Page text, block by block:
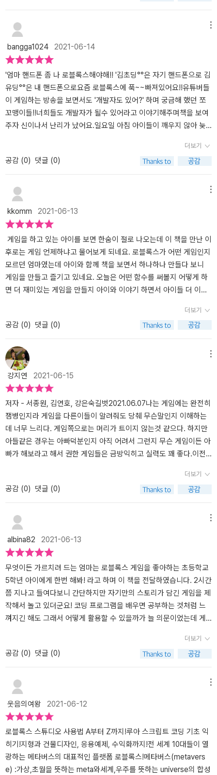
적인 사항까지 자기 구미에 맞게 변경하는게 좀 더 빨라지긴 하더라
구요. 특히 이 루아 스크립트 코딩을 할 때 이해하기 쉽도록 코드
옆에 코드 내용을 설명해두고 실행 결과를 바로 확인할 수 있도록 하
니 다른 프로그래밍 언어를 배우는 데도 많은 도움이 된다고 해요. 아
직 똘망군은 다른 프로그래밍 언어에 관심이 없지만 이번 로블록스
게임 제작을 통해서 성취감과 자신감 뿐만 아니라 초등코딩교육에서
필요한 논리력과 수리력 향상까지 기대할 수 있어서 저는 만족스럽더
라구요. 물론, 영화제작자처럼 처음 스토리 기획부터 음악, 디자인,
GUI, 수익화하기(아직 이 부분까지는 읽지 않았어요.)까지 전반적인
코딩 작업을 모두 해낼 수 있어서 스토리텔링 능력과 추리력도 기를
일을 마친 후 방안에 틀어박혀 뭘 하나 살펴보니 책 펼쳐놓고 로블록
스 게임 제작 중!!! 그런데 로블록스 스튜디오 설정을 뭘 잘 못 건드렸
는지 자꾸 지시선이 나온다고 투덜투덜~~~ 그래서 설정을 초기화 후
다시 시작해보라고 하니깐 정상작동된다고 좋아하는걸 보니 아직은
초등학교 5학년 어린애 맞구나 싶더라구요.ㅋ 설정 초기화 후 엄마
에게 보여준다고 응용예제 1번 파트에 불 붙이기를 보여주는데 이 당
시는 루아 스크립트를 다운로드 받으면 된다는걸 몰라서 하나하나 치
느라고 시간이 조금 걸렸어요. 열심히 이건 파트의 크기고 이건 불의
크기인데 어쩌구 저쩌구 설명해주는데 겜알못 엄마는 이해가 안됨.ㅠ
ㅠ 아무래도 똘망군과 소통하려면 엄마도 <로블록스 게임 무작정 따
라하기>를 열심히 읽어봐야겠다 싶네요.^^;; '친구들과 함께 만들
오는 사춘기를 좀 더 긍정적으로 받아들이기 위해서라도 로블록스 게
임 만들기에 도전해보는 것도 좋을 듯!! 게임 코딩 교육은 중고등학생
에게나 해당하는 이야기라고 생각했는데 게임을 즐기는 아이라면 이
왕이면 수동적으로 게임을 하는 아이에서 만드는 아이로, 콘텐츠 제
작 능력을 키워주는게 더 낫지 않을까 싶더라구요. 로블록스 게임을
즐기는 초등학교 고학년 이상 아이들에게 <로블록스 게임 제작 무작
정 따라하기> 추천해보네요! *이 서평은 출판사로부터 책만 제공받아
실제 활용 후 작성한 후기입니다.
스로 만들어보기 시작했어요.아이의 성취감까지 경험해볼 수 있는 귀
한 경험!길벗출판사 로블록스 게임 제작 무작정 따라하기 진심 짱입
니다!
bangga1024 2021-06-14
'엄마 핸드폰 좀 나 로블록스해야해!! '김초딩°°은 자기 핸드폰으로 김
유딩°°은 내 핸드폰으로요즘 로블록스에 푹~~빠져있어요!!유튜버들
이 게임하는 방송을 보면서도 '개발자도 있어?' 하며 궁금해 했던 쪼
꼬맹이들!!너희들도 개발자가 될수 있어라고 이야기해주며책을 보여
주자 신이나서 난리가 났어요.일요일 아침 아이들이 깨우지 않아 늦
누굴까?개발자의 질문 !등등 대답해가며 진행하는 유튜버들 덕분에
우리 아이들도 무척이나 관심이 많던 개발 부분인데요.사실 혼자는
너무 어렵죠.거기에다..저는 로블록스을 몰라서 늘 구박을 받아서..ㅠ
ㅠ길벗출판사에서 나온 、「로블록스 무작정따라하기」를 통해 아이들
과 즐겁게 개발을 해보기로 했어요.!.일단 책의 순서에 따라 가입을 하
고차근차근 따라배우기 시작했어요.!!쪼꼬맹이들 로블록스 화면만 봐
도 좋아서 난리가 났어요..김초딩°°이 개발자가 되어 먼저 만들어 보
기로 했어요.옆에서 제가 험께 들며 열심히 책의 설명을 읽어가며 순
조로운 출발이에요. 먼저 로블록스가 무엇인지 살펴보고 파트 만들기
부분과지형, 건물, 등등 여러가지 효과연출을책에 알아보기 쉽기 초
보자도 누구나 따라할 수 있게 잘 설명되어 있어요.책에 나오는 순서
에 맞춰서 하나씩하나씩만들어지는 모습을 보며 저도 신기하더라고
께 우리만의 게임을 만드는 과정이제가 더 즐기며 신이났어요.자신들
이 만든 게임을 빨리 해보고 싶다며 열심히 만들었어요.아직은 처음
이라 초보티가 팍팍 나지만,조금 더 연습하고 많은 시행 착오 끝에는
멋진 로블록스 세상을 만들어서 게임을 즐길수 있겠죠?이해하기 쉽
게 나온 로블록스무작정따라하기 책 덕분에아이들따라 저도 로블록
스에 빠져가고 있어요^^유튜버들이 들어와서 할수 있는 게임이 완성
되는 날까지 아이들과 즐거운 게임만들기 해봐야겠어요 !!요즘 학교
끝나고 집에 오기 무섭게 컴퓨터부터 켜서「로블록스 무작정따라하기」
책 펴고 앉아 있답니다 ㅋㅋ아이들을 이해하며 함께 하는 즐거운 소
통의 시간을 만들어 주는 책이라서 아이들도 저도 너무 만족스럽네요
^^로블록스도 모른다며 구박하던 우리 쪼꼬맹이들과 함께 할 수 있는
우리만의 로블록스 제작하여멋진 엄마 한번 해 볼께요* 위 도서는 무
더보기
공감 (0) 댓글 (0)
kkomm 2021-06-13
게임을 하고 있는 아이를 보면 한숨이 절로 나오는데 이 책을 만난 이
후로는 게임 언제하냐고 물어보게 되네요. 로블록스가 어떤 게임인지
모르던 엄마였는데 아이와 함께 책을 보면서 하나하나 만들다 보니
게임을 만들고 즐기고 있네요. 오늘은 어떤 함수를 써볼지 어떻게 하
면 더 재미있는 게임을 만들지 아이와 이야기 하면서 아이들 더 이해
사람''내가 생각하는 공간을 가상세계에서 구축하고 싶은 사람''텍스
트 코딩을 시각적인 결과물로 배우고 싶은 사람' 어른 아이 구분없이
즐길수 있는 책이구요프로그래밍을 모르는 사람도 쉽게 이해할 수 있
도록 차근차근 설명해주기 때문에 왕초보도 함께 할 수 있어요.마지
막에 '수익화하기' 파트까지 있는 걸 보고 충격을 받은 엄마는 더욱 열
심히 하기로 마음먹었습니다.
더보기
공감 (0) 댓글 (0)
강지연 2021-06-15
저자 - 서종원, 김연호, 강은숙길벗2021.06.07나는 게임에는 완전히
잼병인지라 게임을 다른이들이 알려줘도 당췌 무슨말인지 이해하는
데 너무 느리다. 게임쪽으로는 머리가 트이지 않는것 같으다. 하지만
아들같은 경우는 아빠덕분인지 아직 어려서 그런지 무슨 게임이든 아
빠가 해보라고 해서 권한 게임들은 금방익히고 실력도 꽤 좋다.이전
온 코딩덕분인지 올해초에는 <마인크래프트 제작 무작정 따라하기>
도 재미있게 해보았다. 무작정따라하기 시리즈는 아이가 하기에 꽤
쉬운 모양으로 최근에 친구가 시작해서 봤다던 게임인 '로블록스'를
해보더니 재미가 있었는지 한참 즐겨하고 있는 게임이다. 그 게임에
대해서 제작하는 무작정 따라하기 책이 나왔으니 아이가 정말 좋아했
더랬다.이제 게임을 시작하고 알아가면서 즐기는 단계인지라 게임제
작을 하기에는 이를수있지만 조만간 할수있을것 같아서 조금씩 보고
있는 편이다.이책에서는 로블록스 스튜디오를 사용하고, 루아를 이용
해서 게임을 코딩하는 것이 로블록스가 메타버스로 진화하게 만든 결
정적인 차이점이 되었는데 자연스럽게 게임을 만들면서 미래사회에
가장 중요한 기능중 하나인 컴퓨터적 사고를 할수있게 된다는 장점이
있다고한다.게임시간을 많이 가지는것에 대해서는 제재를 가하지만
괜찮다 여기는 게임은 하게 두는편이다. 로블록스 같은 경우도 신랑
이 알아본 결과 상상력을 자극하고 창의력을 키울수 있으면서 코딩능
력도 키울수 있을것 같아 자극하는 점들이 많기에 괜찮은 게임같다고
해도된다고 허락해준 것이었다.딱 그말대로 이 책 서두의 추천의 글
에서도 비슷한 장점들을 말하면서 이 책으로 로블록스 제작자가 되어
보기를 추천한다고 해주었다.이책은 로블록스를 활용하여 게임을 제
작하는 방법을 알려주는 게임제작 입문서로 보면 된다. 이책에서처럼
나만의 게임제작을 하고 싶고 텍스트코딩을 통해서 시작적인 결과물
로 배우고 싶은 사람 , 3D공간과 코딩을 활용하여 나만의 공간을 만
들어 전세계적으로 출시하고 싶은 사람들에게 추천한다고 한다.'메타
버스' 라는 용어도 이 책을 통해서 처음 알게 되었는데 3차원 가상세
더보기
공감 (0) 댓글 (0)
albina82 2021-06-13
무엇이든 가르치려 드는 엄마는 로블록스 게임을 좋아하는 초등학교
5학년 아이에게 한번 해봐! 라고 하며 이 책을 전달하였습니다. 2시간
쯤 지나고 들여다보니 간단하지만 자기만의 스토리가 담긴 게임을 제
작해서 놀고 있더군요! 코딩 프로그램을 배우면 공부하는 것처럼 느
껴지긴 해도 그래서 어떻게 활용할 수 있을까가 늘 의문이었는데 게
각하지 않을 수 있어 너무 좋은 것 같습니다. 설명이 처음부터 끝까지
자세히 나와있어서 스스로 즐겁게 할 수 있고요. 책을 건넨지 3일째
에는 본인이 만든 스튜디오를 공유해서 다른 사람들이 돈을 내고 쓸
수 있도록 로벅스 설정을 해놨다고 하더라구요. 게임도 하고 코딩도
배우며 스스로 경제활동까지 시작해볼 수 있도록 이끄는 훌륭한 자습
서라고 생각합니다.지금부터는 아이가 직접 쓴 후기 입니다. --> 원
래 나는 로블록스가 게임만 하는 것 인 줄 알았는데, 이 책을 보고난
뒤 '아! 로블록스는 내가 직접 게임을 만들 수도 있구나~'라는 생각이
들었다. 그리고 직접 스튜디오를 만들고 나니 '아, 다양한 기능들도 있
구나!' 싶었다.이 책을 보며 obby(장애물 코스)를 만들었다. 거기서
순간이동 하는 것도 만들었다. 여기에 특정 블록을 밟으면 통통 튀어
더보기
공감 (0) 댓글 (0)
웃음의여왕 2021-06-12
로블록스 스튜디오 사용법 A부터 Z까지!루아 스크립트 코딩 기초 익
히기!지형과 건물디자인, 응용예제, 수익화까지!전 세계 10대들이 열
광하는 메타버스의 대표적인 플랫폼 로블록스!메타버스(metavers
e) :가상,초월을 뜻하는 meta와세계,우주를 뜻하는 universe의 합성